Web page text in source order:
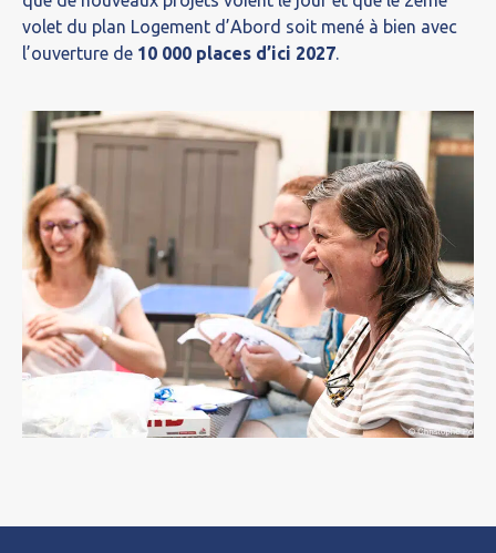
volet du plan Logement d’Abord soit mené à bien avec
l’ouverture de 10 000 places d’ici 2027.